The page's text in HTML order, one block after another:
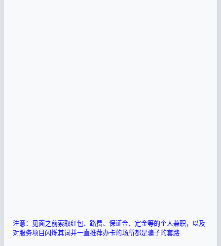
注意：见面之前索取红包、路费、保证金、定金等的个人兼职，以及
对服务项目闪烁其词并一直推荐办卡的场所都是骗子的套路